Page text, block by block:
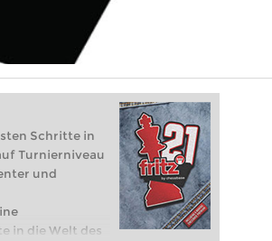
Schritte in
Turnierniveau
und
in die Welt des